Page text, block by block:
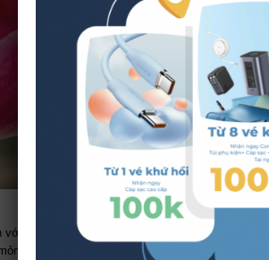
mây trắng bao phủ, lượn lờ quanh năm trên
đặc biệt có hình dáng như một chiếc nón